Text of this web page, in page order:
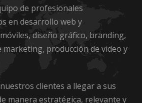
de profesionales
en desarrollo web y
diseño gráfico, branding,
marketing, producción de video y
clientes a llegar a sus
manera estratégica, relevante y